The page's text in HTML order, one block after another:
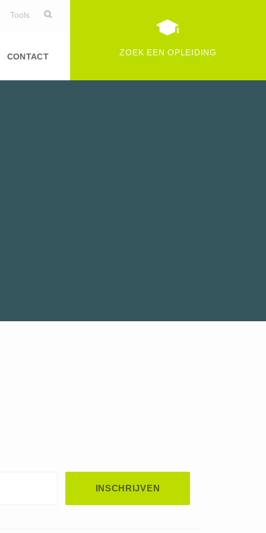
Tools
CONTACT ZOEK EEN OPLEIDING